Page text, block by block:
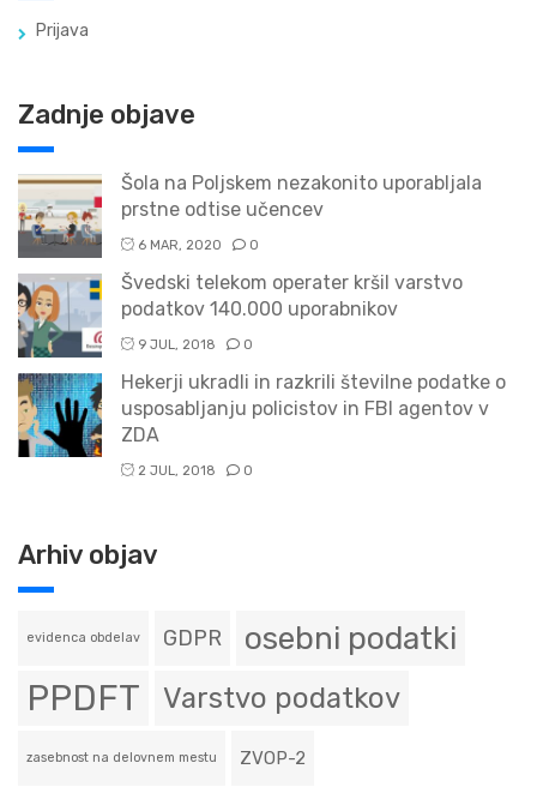
Prijava
Zadnje objave
Šola na Poljskem nezakonito uporabljala
prstne odtise učencev
6 MAR, 2020 0
Švedski telekom operater kršil varstvo
podatkov 140.000 uporabnikov
9 JUL, 2018 0
Hekerji ukradli in razkrili številne podatke o
usposabljanju policistov in FBI agentov v
ZDA
2 JUL, 2018 0
Arhiv objav
evidenca obdelav GDPR osebni podatki
PPDFT Varstvo podatkov
zasebnost na delovnem mestu ZVOP-2